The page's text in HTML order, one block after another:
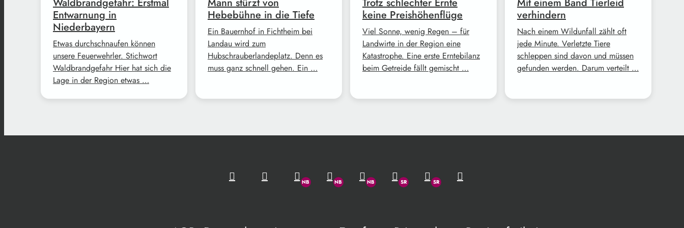
Waldbrandgefahr: Erstmal
Entwarnung in
Niederbayern
Etwas durchschnaufen können
unsere Feuerwehrler. Stichwort
Waldbrandgefahr Hier hat sich die
Lage in der Region etwas …
Mann stürzt von
Hebebühne in die Tiefe
Ein Bauernhof in Fichtheim bei
Landau wird zum
Hubschrauberlandeplatz. Denn es
muss ganz schnell gehen. Ein …
Trotz schlechter Ernte
keine Preishöhenflüge
Viel Sonne, wenig Regen – für
Landwirte in der Region eine
Katastrophe. Eine erste Erntebilanz
beim Getreide fällt gemischt …
Mit einem Band Tierleid
verhindern
Nach einem Wildunfall zählt oft
jede Minute. Verletzte Tiere
schleppen sind davon und müssen
gefunden werden. Darum verteilt …